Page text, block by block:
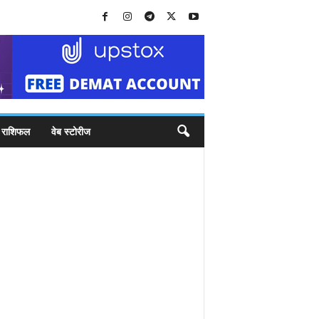
राशिफल वेब स्टोरीज